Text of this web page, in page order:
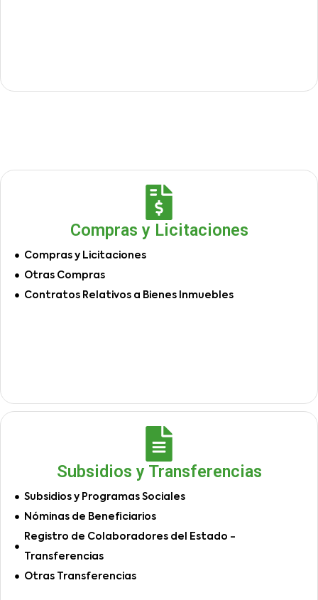
Compras y Licitaciones
Compras y Licitaciones
Otras Compras
Contratos Relativos a Bienes Inmuebles
Subsidios y Transferencias
Subsidios y Programas Sociales
Nóminas de Beneficiarios
Registro de Colaboradores del Estado -
Transferencias
Otras Transferencias